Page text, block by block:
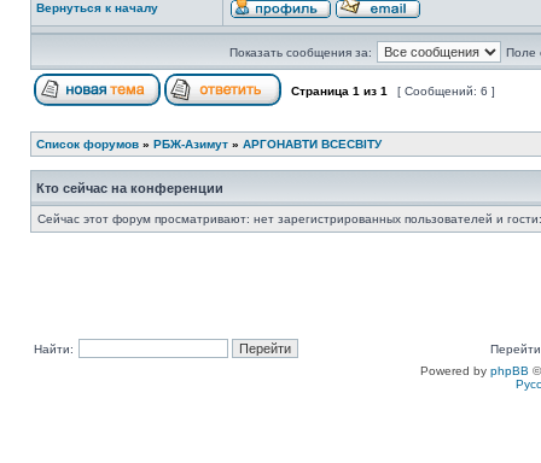
Вернуться к началу
Показать сообщения за: Поле
Страница 1 из 1 [ Сообщений: 6 ]
Список форумов » РБЖ-Азимут » АРГОНАВТИ ВСЕСВIТУ
Кто сейчас на конференции
Сейчас этот форум просматривают: нет зарегистрированных пользователей и
Найти:
Powered by phpBB